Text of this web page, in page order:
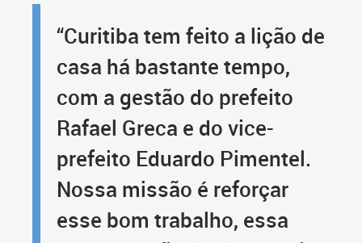
“Curitiba tem feito a lição de
casa há bastante tempo,
com a gestão do prefeito
Rafael Greca e do vice-
prefeito Eduardo Pimentel.
Nossa missão é reforçar
esse bom trabalho, essa